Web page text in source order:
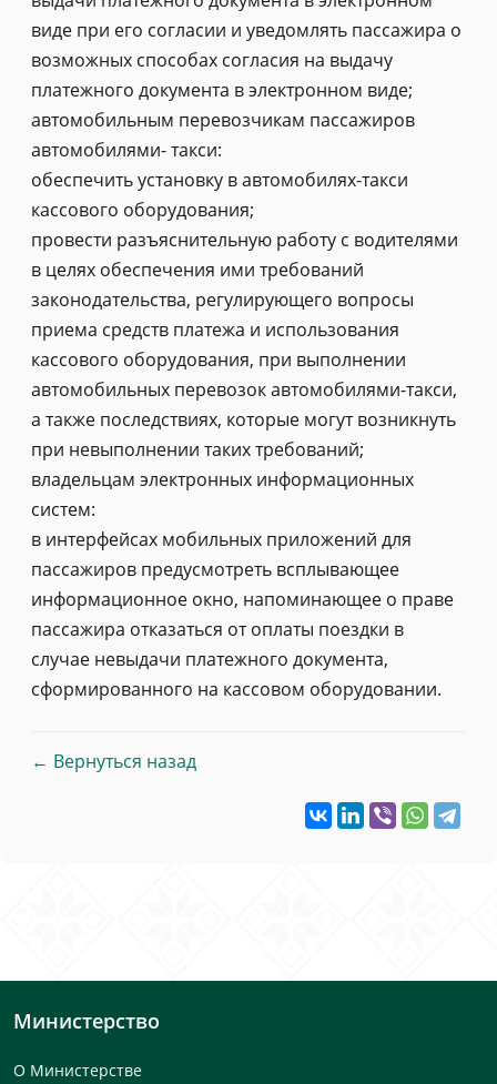
виде при его согласии и уведомлять пассажира о
возможных способах согласия на выдачу
платежного документа в электронном виде;
автомобильным перевозчикам пассажиров
автомобилями- такси:
обеспечить установку в автомобилях-такси
кассового оборудования;
провести разъяснительную работу с водителями
в целях обеспечения ими требований
законодательства, регулирующего вопросы
приема средств платежа и использования
кассового оборудования, при выполнении
автомобильных перевозок автомобилями-такси,
а также последствиях, которые могут возникнуть
при невыполнении таких требований;
владельцам электронных информационных
систем:
в интерфейсах мобильных приложений для
пассажиров предусмотреть всплывающее
информационное окно, напоминающее о праве
пассажира отказаться от оплаты поездки в
случае невыдачи платежного документа,
сформированного на кассовом оборудовании.
← Вернуться назад
Министерство
О Министерстве